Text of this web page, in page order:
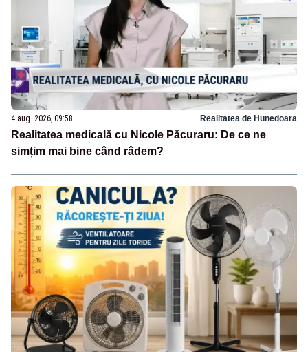
4 aug. 2026, 09:58 Realitatea de Hunedoara
Realitatea medicală cu Nicole Păcuraru: De ce ne
simțim mai bine când râdem?